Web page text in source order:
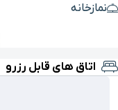
نمازخانه
اتاق های قابل رزرو